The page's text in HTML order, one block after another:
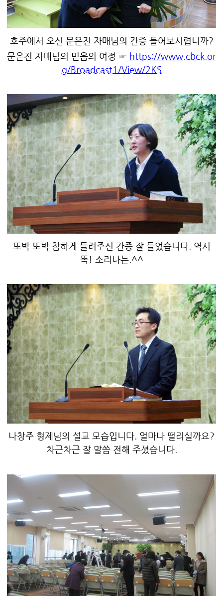
호주에서 오신 문은진 자매님의 간증 들어보시렵니까?
문은진 자매님의 믿음의 여정 ☞ https://www.cbck.or
g/Broadcast1/View/2KS
또박 또박 참하게 들려주신 간증 잘 들었습니다. 역시
똑! 소리나는.^^
나창주 형제님의 설교 모습입니다. 얼마나 떨리실까요?
차근차근 잘 말씀 전해 주셨습니다.